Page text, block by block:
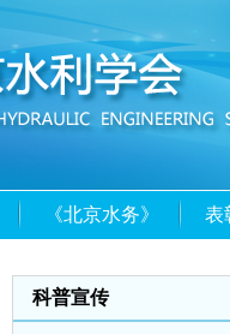
《北京水务》 表
科普宣传